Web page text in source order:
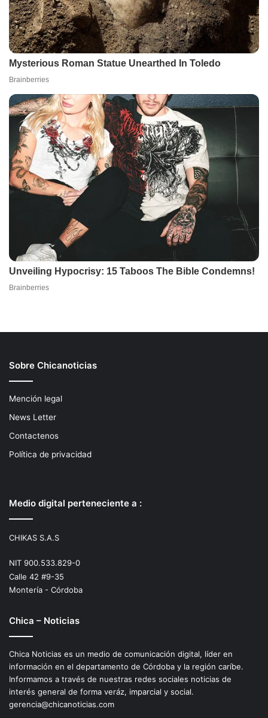
Sobre Chicanoticias
Mención legal
News Letter
Contactenos
Política de privacidad
Medio digital perteneciente a :
CHIKAS S.A.S
NIT 900.533.829-0
Calle 42 #9-35
Montería - Córdoba
Chica – Noticias
Chica Noticias es un medio de comunicación digital, líder en
información en el departamento de Córdoba y la región caríbe.
Informamos a través de nuestras redes sociales noticias de
interés general de forma veráz, imparcial y social.
gerencia@chicanoticias.com